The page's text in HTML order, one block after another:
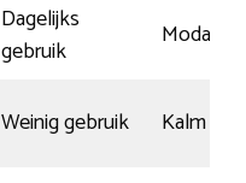
Dagelijks
gebruik
Modaal
Weinig gebruik Kalm